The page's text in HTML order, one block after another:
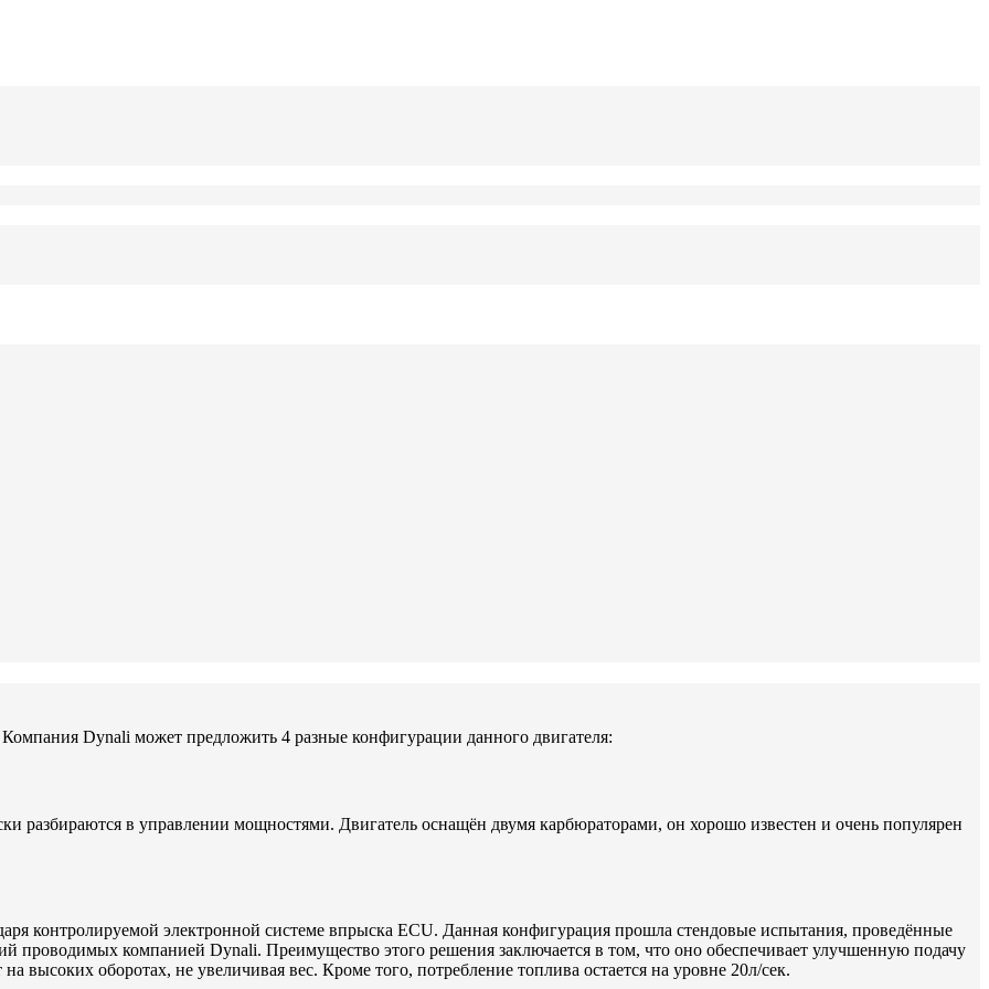
Dynali может предложить 4 разные конфигурации данного двигателя:
разбираются в управлении мощностями. Двигатель оснащён двумя карбюраторами, он хорошо известен и очень популярен
контролируемой электронной системе впрыска ECU. Данная конфигурация прошла стендовые испытания, проведённые
проводимых компанией Dynali. Преимущество этого решения заключается в том, что оно обеспечивает улучшенную подачу
оборотах, не увеличивая вес. Кроме того, потребление топлива остается на уровне 20л/сек.